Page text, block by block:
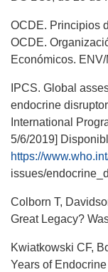
OCDE. Principios
OCDE.
Económicos.
IPCS. Global
endocrine
International
5/6/2019]
https://
issues/
Colborn T,
Great Legacy?
Kwiatkowski CF,
Years of